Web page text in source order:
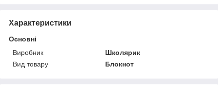
Характеристики
Основні
Виробник
Школярик
Вид товару
Блокнот